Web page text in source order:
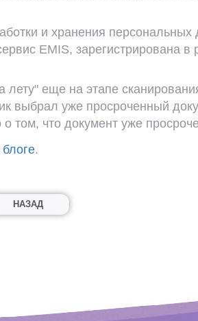
и хранения
EMIS, зарегистрирована в
лету" еще на этапе
выбрал уже просроченный
том, что документ уже
блоге.
НАЗАД